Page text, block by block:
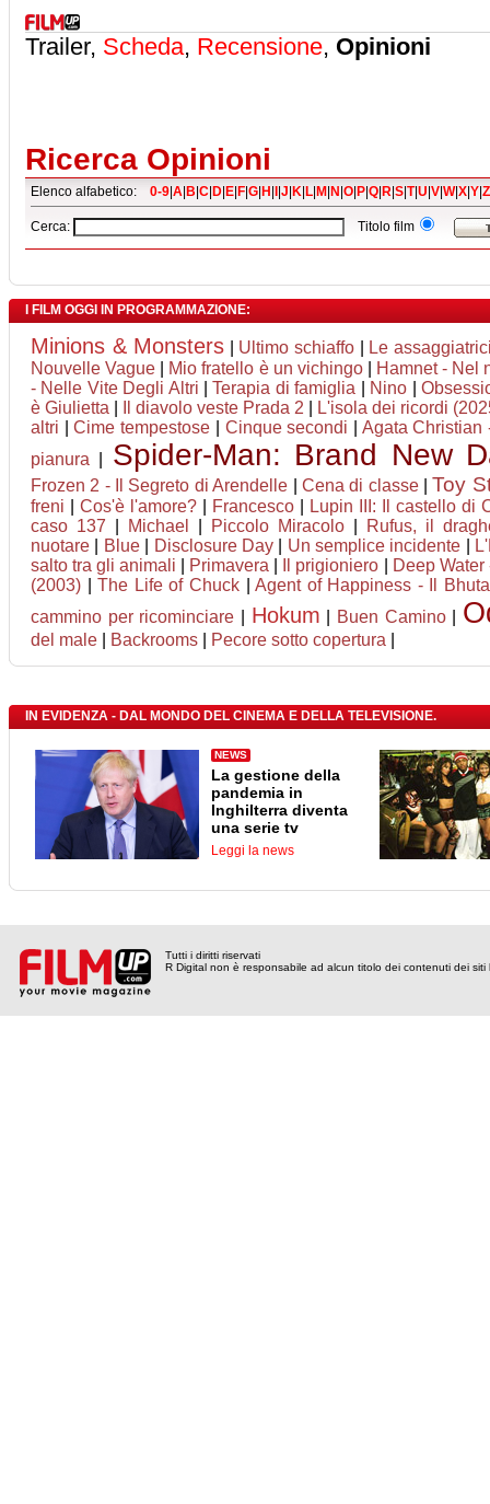
Trailer, Scheda, Recensione, Opinioni
Ricerca Opinioni
Elenco alfabetico: 0-9|A|B|C|D|E|F|G|H|I|J|K|L|M|N|O|P|Q|R|S|T|U|V|W|X|Y|Z
Cerca: Titolo film
I FILM OGGI IN PROGRAMMAZIONE:
Minions & Monsters Ultimo schiaffo
Le
Nouvelle Vague
Mio fratello è un vichingo|
Hamnet - Nel
- Nelle Vite Degli Altri |Terapia di famiglia Nino
è Giulietta
Il diavolo veste Prada 2
L'isola dei ricordi
altri |Cime tempestose Cinque secondi
Agata Christian
pianura
Spider-Man: Brand New
Frozen 2 - Il Segreto di Arendelle Cena di classe|Toy
freni Cos'è l'amore? Francesco
Lupin III: Il castello di
caso 137
Michael Piccolo Miracolo
Rufus, il
nuotare
Blue| Disclosure Day| Un semplice incidente
salto tra gli animali
Primavera Il prigioniero
Deep
(2003) |The Life of Chuck|Agent of Happiness - Il
cammino per ricominciare
Hokum Buen Camino|
del male Backrooms Pecore sotto copertura
IN EVIDENZA - DAL MONDO DEL CINEMA E DELLA TELEVISIONE.
NEWS
La gestione della
pandemia in
Inghilterra diventa
una serie tv
Leggi la news
Tutti i diritti riservati
R Digital non è responsabile ad alcun titolo dei contenuti dei siti